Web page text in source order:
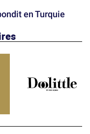
en Turquie